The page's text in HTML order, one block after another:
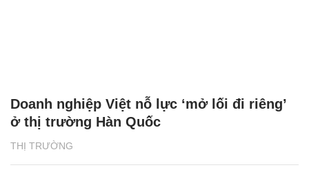
THỊ TRƯỜNG
Doanh nghiệp Việt nỗ lực ‘mở lối đi riêng’
ở thị trường Hàn Quốc